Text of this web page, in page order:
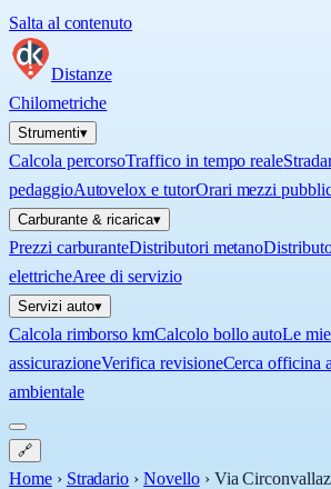
Salta al contenuto
Distanze
Chilometriche
Strumenti▾
Calcola percorsoTraffico in tempo reale
pedaggioAutovelox e tutorOrari mezzi
Carburante & ricarica▾
Prezzi carburanteDistributori metano
elettricheAree di servizio
Servizi auto▾
Calcola rimborso kmCalcolo bollo autoLe
assicurazioneVerifica revisioneCerca officina
ambientale
🔗
Home › Stradario › Novello › Via